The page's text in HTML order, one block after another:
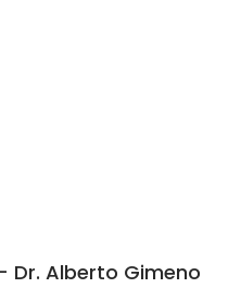
Dr. Alberto Gimeno